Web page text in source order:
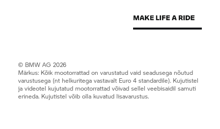
© BMW AG 2026
Märkus: Kõik mootorrattad on varustatud vaid seadusega nõutud
varustusega (nt helkuritega vastavalt Euro 4 standardile). Kujutistel
ja videotel kujutatud mootorrattad võivad sellel veebisaidil samuti
erineda. Kujutistel võib olla kuvatud lisavarustus.